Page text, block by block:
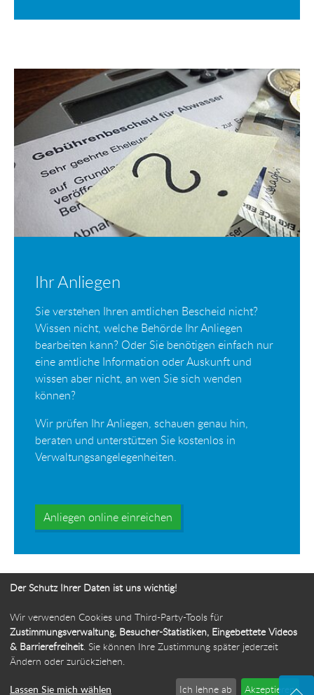
Ihr Anliegen
Sie verstehen Ihren amtlichen Bescheid nicht?
Wissen nicht, welche Behörde Ihr Anliegen
bearbeiten kann? Oder Sie benötigen einfach nur
eine amtliche Information oder Auskunft und
wissen aber nicht, an wen Sie sich wenden
können?
Wir prüfen Ihr Anliegen, schauen genau hin,
beraten und unterstützen Sie kostenlos in
Verwaltungsangelegenheiten.
Anliegen online einreichen
Ihr Weg zur Bürgerbeauftragten
Der Schutz Ihrer Daten ist uns wichtig!
Wir verwenden Cookies und Third-Party-Tools für
Zustimmungsverwaltung, Besucher-Statistiken, Eingebettete Videos
& Barrierefreiheit. Sie können Ihre Zustimmung später jederzeit
Ändern oder zurückziehen.
Lassen Sie mich wählen Ich lehne ab Akzeptieren